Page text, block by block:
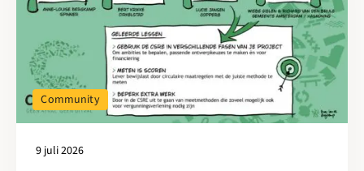
9 juli 2026
Community